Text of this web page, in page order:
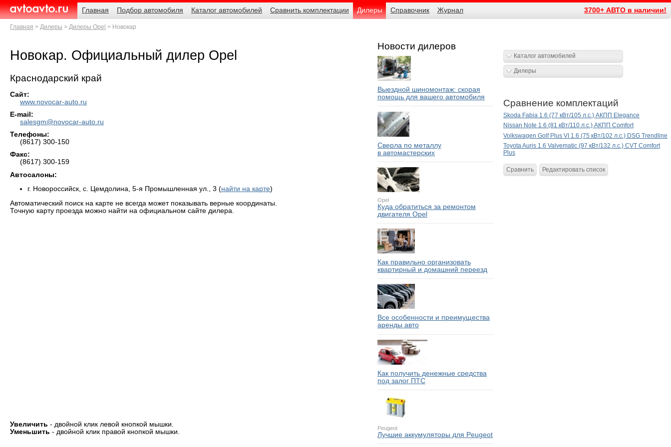
AvtoAvto.ru
Навигация
Главная
Подбор автомобиля Каталог автомобилей Сравнить комплектации Дилеры Справочник Журнал 3700+ АВТО в наличии!
Родительские
страницы
Главная Дилеры Дилеры Opel Новокар
Новокар. Официальный дилер Opel
Краснодарский край
Сайт:
www.novocar-auto.ru
E-mail:
salesgm@novocar-auto.ru
Телефоны:
(8617) 300-150
Факс:
(8617) 300-159
Автосалоны:
г. Новороссийск, с. Цемдолина, 5-я Промышленная ул., 3 (найти на карте)
Автоматический поиск на карте не всегда может показывать верные координаты.
Точную карту проезда можно найти на официальном сайте дилера.
Увеличить - двойной клик левой кнопкой мышки.
Уменьшить - двойной клик правой кнопкой мышки.
Новости дилеров
Выездной шиномонтаж: скорая
помощь для вашего автомобиля
Сверла по металлу
в автомастерских
Opel
Куда обратиться за ремонтом
двигателя Opel
Как правильно организовать
квартирный и домашний переезд
Все особенности и преимущества
аренды авто
Как получить денежные средства
под залог ПТС
Peugeot
Лучшие аккумуляторы для Peugeot
Каталог автомобилей
Дилеры
Сравнение комплектаций
Skoda Fabia 1.6 (77 кВт/105 л.с.) АКПП Elegance
Nissan Note 1.6 (81 кВт/110 л.с.) АКПП Comfort
Volkswagen Golf Plus VI 1.6 (75 кВт/102 л.с.) DSG Trendline
Toyota Auris 1.6 Valvematic (97 кВт/132 л.с.) CVT Comfort
Plus
Сравнить Редактировать список